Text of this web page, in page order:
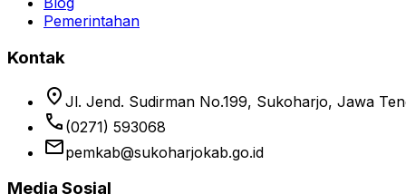
Pemerintahan
Kontak
location_on Jl. Jend. Sudirman No.199, Sukoharjo, Jawa
phone (0271) 593068
emailpemkab@sukoharjokab.go.id
Media Sosial